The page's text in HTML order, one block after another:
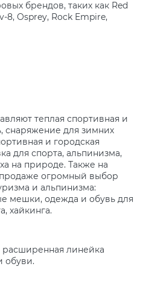
брендов, таких как Red
8, Osprey, Rock Empire,
теплая спортивная и
снаряжение для зимних
и городская
для спорта, альпинизма,
на природе. Также на
огромный выбор
и альпинизма:
мешки, одежда и обувь для
хайкинга.
линейка
обуви.